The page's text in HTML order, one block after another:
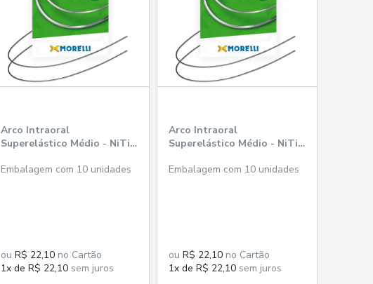
Arco Intraoral
Superelástico Médio - NiTi -
(.017"x.025") - Morelli
Embalagem com 10 unidades
ou R$ 22,10 no Cartão
1x de R$ 22,10 sem juros
Arco Intraoral
Superelástico Médio - NiTi -
(.019"x.025") - Morelli
Embalagem com 10 unidades
ou R$ 22,10 no Cartão
1x de R$ 22,10 sem juros